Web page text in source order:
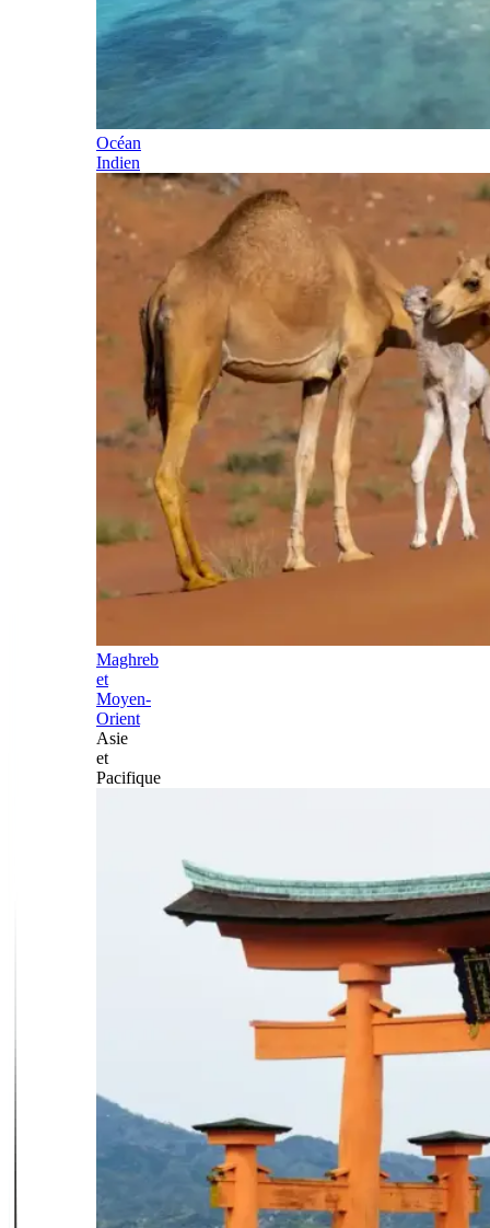
Océan
Indien
Maghreb
et
Moyen-
Orient
Asie
et
Pacifique